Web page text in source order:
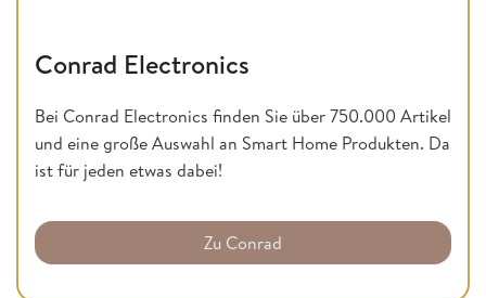
Conrad Electronics
Bei Conrad Electronics finden Sie über 750.000 Artikel
und eine große Auswahl an Smart Home Produkten. Da
ist für jeden etwas dabei!
Zu Conrad